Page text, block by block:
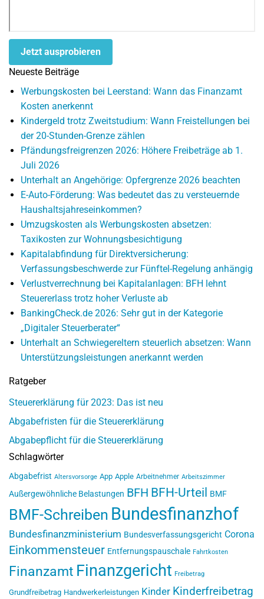
Jetzt ausprobieren
Neueste Beiträge
Werbungskosten bei Leerstand: Wann das Finanzamt
Kosten anerkennt
Kindergeld trotz Zweitstudium: Wann Freistellungen bei
der 20-Stunden-Grenze zählen
Pfändungsfreigrenzen 2026: Höhere Freibeträge ab 1.
Juli 2026
Unterhalt an Angehörige: Opfergrenze 2026 beachten
E-Auto-Förderung: Was bedeutet das zu versteuernde
Haushaltsjahreseinkommen?
Umzugskosten als Werbungskosten absetzen:
Taxikosten zur Wohnungsbesichtigung
Kapitalabfindung für Direktversicherung:
Verfassungsbeschwerde zur Fünftel-Regelung anhängig
Verlustverrechnung bei Kapitalanlagen: BFH lehnt
Steuererlass trotz hoher Verluste ab
BankingCheck.de 2026: Sehr gut in der Kategorie
„Digitaler Steuerberater“
Unterhalt an Schwiegereltern steuerlich absetzen: Wann
Unterstützungsleistungen anerkannt werden
Ratgeber
Steuererklärung für 2023: Das ist neu
Abgabefristen für die Steuererklärung
Abgabepflicht für die Steuererklärung
Schlagwörter
Abgabefrist Altersvorsorge App Apple Arbeitnehmer Arbeitszimmer
Außergewöhnliche Belastungen BFH BFH-Urteil BMF
BMF-Schreiben Bundesfinanzhof
Bundesfinanzministerium Bundesverfassungsgericht Corona
Einkommensteuer Entfernungspauschale Fahrtkosten
Finanzamt Finanzgericht Freibetrag
Grundfreibetrag Handwerkerleistungen Kinder Kinderfreibetrag